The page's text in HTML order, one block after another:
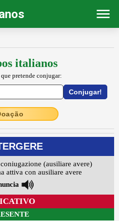
italianos
pretende conjugar:
(ausiliare avere)
attiva con ausiliare avere